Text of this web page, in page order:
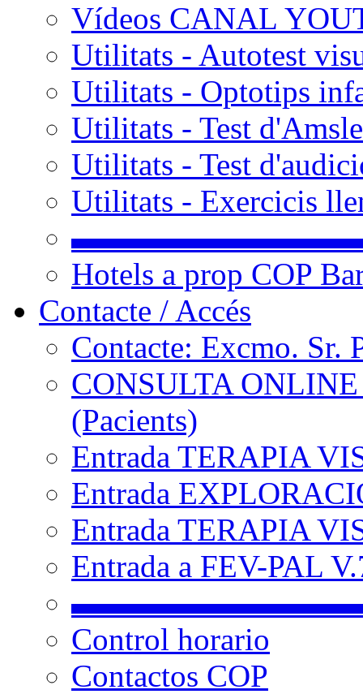
Vídeos CANAL
Utilitats - Autotest
Utilitats - Optotips
Utilitats - Test
Utilitats - Test
Utilitats - Exercicis
Hotels a prop COP
Contacte / Accés
Contacte: Excmo. Sr.
CONSULTA
(Pacients)
Entrada TERAPIA
Entrada
Entrada TERAPIA
Entrada a FEV-PAL
Control horario
Contactos COP